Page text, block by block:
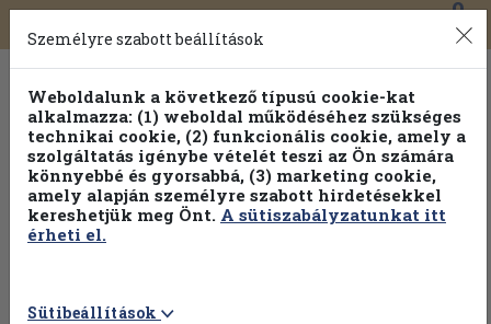
Toggle
navigation
0
Válogasson több mint 1.000.000 kiadványunk közül
100% kedvezménnyel!
Személyre szabott beállítások
Weboldalunk a következő típusú cookie-kat
alkalmazza: (1) weboldal működéséhez szükséges
technikai cookie, (2) funkcionális cookie, amely a
szolgáltatás igénybe vételét teszi az Ön számára
könnyebbé és gyorsabbá, (3) marketing cookie,
amely alapján személyre szabott hirdetésekkel
kereshetjük meg Önt. A sütiszabályzatunkat itt
érheti el.
Sütibeállítások